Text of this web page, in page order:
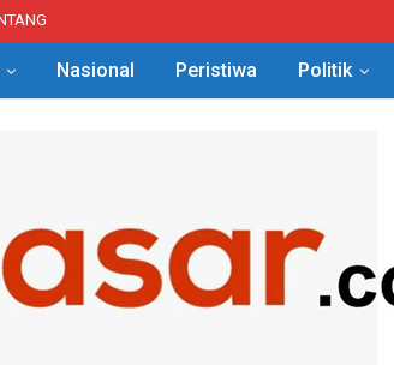
Nasional Peristiwa Politik